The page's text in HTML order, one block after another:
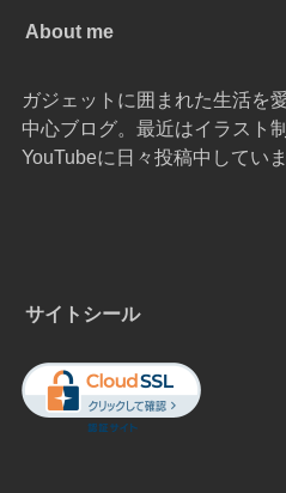
About me
ガジェットに囲まれた生活を
中心ブログ。最近はイラスト
YouTubeに日々投稿中していま
サイトシール